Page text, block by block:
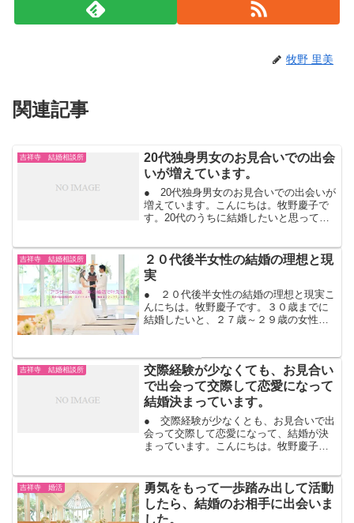
牧野 里美
関連記事
吉祥寺 結婚相談所
20代独身男女のお見合いでの出会
いが増えています。
● 20代独身男女のお見合いでの出会いが
増えています。こんにちは。牧野慶子で
す。20代のうちに結婚したいと思ってい
で、生活を支える。20代のうちに、結婚
をして子供が欲し...
吉祥寺 結婚相談所
２０代後半女性の結婚の理想と現
実
● ２０代後半女性の結婚の理想と現実こ
んにちは。牧野慶子です。３０歳までに
結婚したいと、２７歳～２９歳の女性が
いために、３０歳までには結婚したいと
いう焦りもあります。２...
吉祥寺 結婚相談所
交際経験が少なくても、お見合い
で出会って交際して恋愛になって
結婚決まっています。
● 交際経験が少なくとも、お見合いで出
会って交際して恋愛になって、結婚が決
まっています。こんにちは。牧野慶子で
あります。交際経験がなくても、お見合
いで出会って、お互...
吉祥寺 婚活
勇気をもって一歩踏み出して活動
したら、結婚のお相手に出会いま
した。